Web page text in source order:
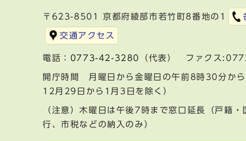
〒623-8501 京都府綾部市若竹町8番地の1
交通アクセス
電話： 0773-42-3280 （代表） ファクス
開庁時間 月曜日から金曜日の午前8時30分か
12月29日から1月3日を除く）
（注意）木曜日は午後7時まで窓口延長（戸籍
行、市税などの納入のみ）